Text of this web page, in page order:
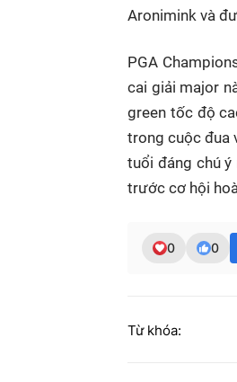
Aronimink và
PGA
cai giải major
green tốc độ
trong cuộc đua
tuổi đáng chú ý
trước cơ hội
0 0
Từ khóa: